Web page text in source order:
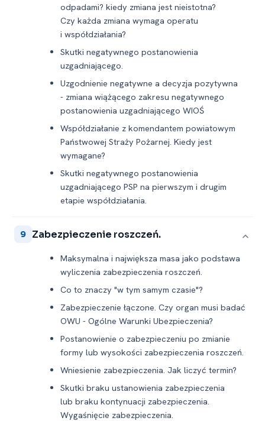
odpadami? kiedy zmiana jest nieistotna?
Czy każda zmiana wymaga operatu
i współdziałania?
Skutki negatywnego postanowienia
uzgadniającego.
Uzgodnienie negatywne a decyzja pozytywna
-⁠ zmiana wiążącego zakresu negatywnego
postanowienia uzgadniającego WIOŚ
Współdziałanie z komendantem powiatowym
Państwowej Straży Pożarnej. Kiedy jest
wymagane?
Skutki negatywnego postanowienia
uzgadniającego PSP na pierwszym i drugim
etapie współdziałania.
9 Zabezpieczenie roszczeń.
Maksymalna i największa masa jako podstawa
wyliczenia zabezpieczenia roszczeń.
Co to znaczy "w tym samym czasie"?
Zabezpieczenie łączone. Czy organ musi badać
OWU -⁠ Ogólne Warunki Ubezpieczenia?
Postanowienie o zabezpieczeniu po zmianie
formy lub wysokości zabezpieczenia roszczeń.
Wniesienie zabezpieczenia. Jak liczyć termin?
Skutki braku ustanowienia zabezpieczenia
lub braku kontynuacji zabezpieczenia.
Wygaśnięcie zabezpieczenia.